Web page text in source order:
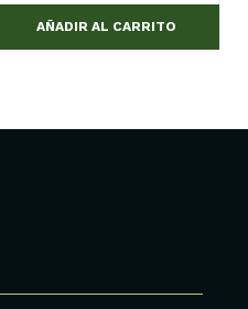
AÑADIR AL CARRITO